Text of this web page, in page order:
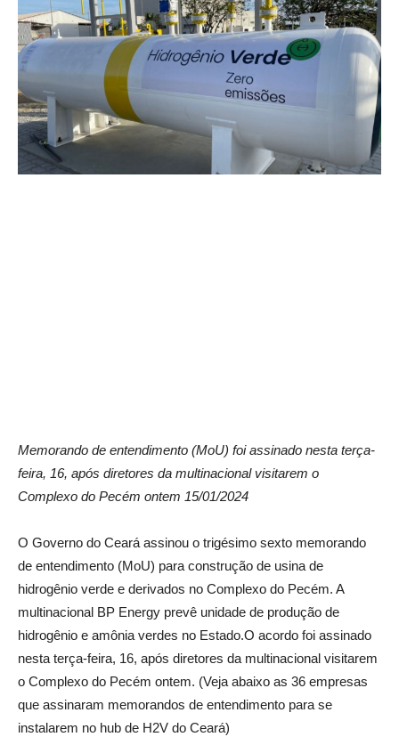
Memorando de entendimento (MoU) foi assinado nesta terça-
feira, 16, após diretores da multinacional visitarem o
Complexo do Pecém ontem 15/01/2024
O Governo do Ceará assinou o trigésimo sexto memorando
de entendimento (MoU) para construção de usina de
hidrogênio verde e derivados no Complexo do Pecém. A
multinacional BP Energy prevê unidade de produção de
hidrogênio e amônia verdes no Estado.O acordo foi assinado
nesta terça-feira, 16, após diretores da multinacional visitarem
o Complexo do Pecém ontem. (Veja abaixo as 36 empresas
que assinaram memorandos de entendimento para se
instalarem no hub de H2V do Ceará)